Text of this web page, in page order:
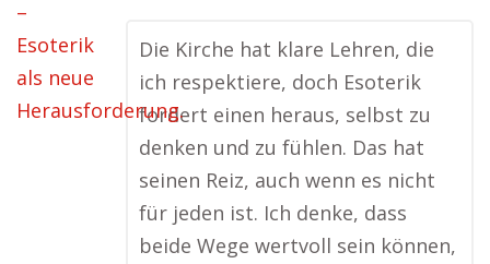
Die Kirche hat klare Lehren, die
ich respektiere, doch Esoterik
fordert einen heraus, selbst zu
denken und zu fühlen. Das hat
seinen Reiz, auch wenn es nicht
für jeden ist. Ich denke, dass
beide Wege wertvoll sein können,